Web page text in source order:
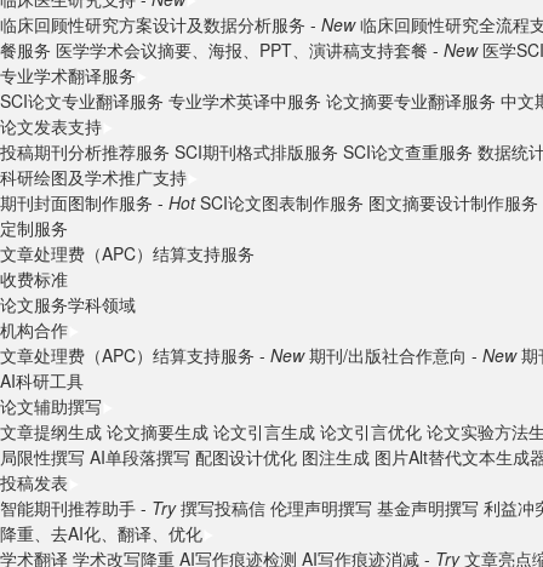
临床回顾性研究方案设计及数据分析服务 - New 临床回顾性研究全流程
餐服务 医学学术会议摘要、海报、PPT、演讲稿支持套餐 - New 医学
专业学术翻译服务
SCI论文专业翻译服务 专业学术英译中服务 论文摘要专业翻译服务 中文
论文发表支持
投稿期刊分析推荐服务 SCI期刊格式排版服务 SCI论文查重服务 数据统
科研绘图及学术推广支持
期刊封面图制作服务 - Hot SCI论文图表制作服务 图文摘要设计制作服务
定制服务
文章处理费（APC）结算支持服务
收费标准
论文服务学科领域
机构合作
文章处理费（APC）结算支持服务 - New 期刊/出版社合作意向 - New
AI科研工具
论文辅助撰写
文章提纲生成 论文摘要生成 论文引言生成 论文引言优化 论文实验方法
局限性撰写 AI单段落撰写 配图设计优化 图注生成 图片Alt替代文本生成
投稿发表
智能期刊推荐助手 - Try 撰写投稿信 伦理声明撰写 基金声明撰写 利益冲
降重、去AI化、翻译、优化
学术翻译 学术改写降重 AI写作痕迹检测 AI写作痕迹消减 - Try 文章亮点